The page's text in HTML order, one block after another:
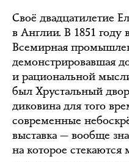
Своё двадцатилетие
в Англии. В 1851
Всемирная
демонстрировавшая
и рациональной
был Хрустальный
диковина для того
современные
выставка — вообще
на которое